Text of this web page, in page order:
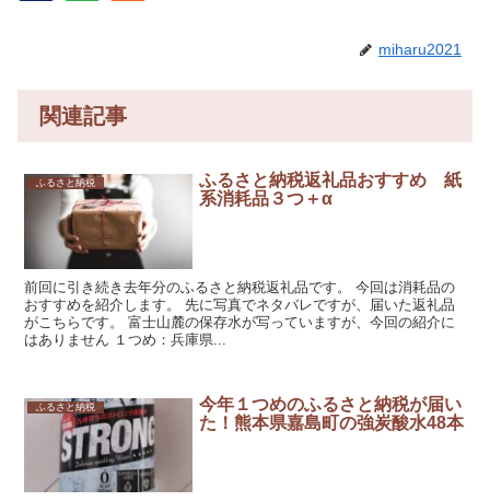
miharu2021
関連記事
ふるさと納税
ふるさと納税返礼品おすすめ 紙
系消耗品３つ＋α
前回に引き続き去年分のふるさと納税返礼品です。 今回は消耗品の
おすすめを紹介します。 先に写真でネタバレですが、届いた返礼品
がこちらです。 富士山麓の保存水が写っていますが、今回の紹介に
はありません １つめ：兵庫県...
ふるさと納税
今年１つめのふるさと納税が届い
た！熊本県嘉島町の強炭酸水48本